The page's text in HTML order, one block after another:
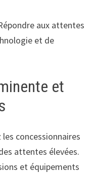
aux attentes
et de
et
concessionnaires
attentes élevées.
et équipements